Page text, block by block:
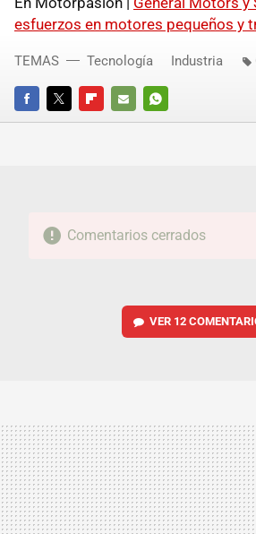
esfuerzos en motores pequeños y
FACEBOOKTWITTERFLIPBOARD
E-
WHATSAPP
TEMAS Tecnología Industria
Comentarios cerrados
VER 12